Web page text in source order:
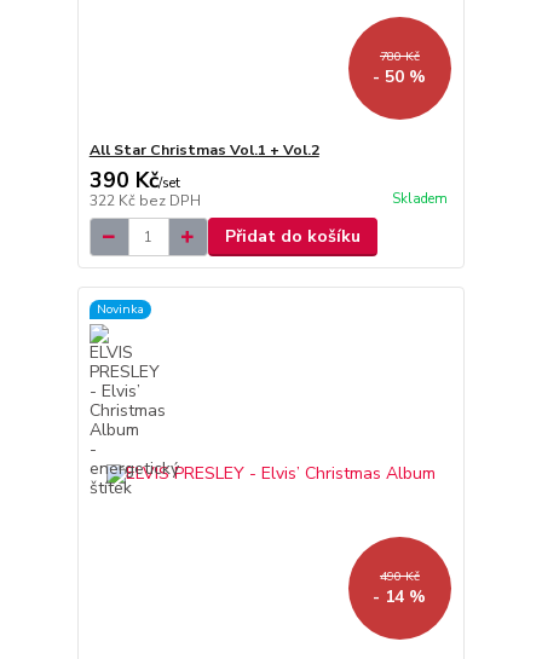
780 Kč
- 50 %
All Star Christmas Vol.1 + Vol.2
390 Kč/set
322 Kč bez DPH Skladem
Přidat do košíku
Novinka
490 Kč
- 14 %